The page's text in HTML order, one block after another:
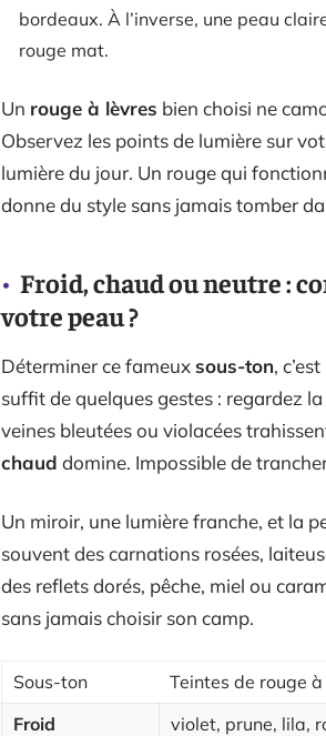
bordeaux. À l’inverse, une peau
rouge mat.
Un rouge à lèvres bien choisi ne
Observez les points de lumière sur
lumière du jour. Un rouge qui
donne du style sans jamais tomber
Froid, chaud ou neutre :
votre peau ?
Déterminer ce fameuxsous-ton,
suffit de quelques gestes : regardez
veines bleutées ou violacées
chaud domine. Impossible de
Un miroir, une lumière franche, et la
souvent des carnations rosées,
des reflets dorés, pêche, miel ou
sans jamais choisir son camp.
Sous-ton
Teintes de rouge
Froid
violet, prune, lila,